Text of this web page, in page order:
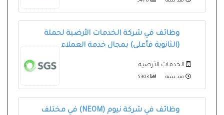
وظائف في شركة الخدمات الأرضية لحملة
(الثانوية فأعلى) بمجال خدمة العملاء
الخدمات الأرضية
منذ سنة
وظائف في شركة نيوم (NEOM) في مختلف